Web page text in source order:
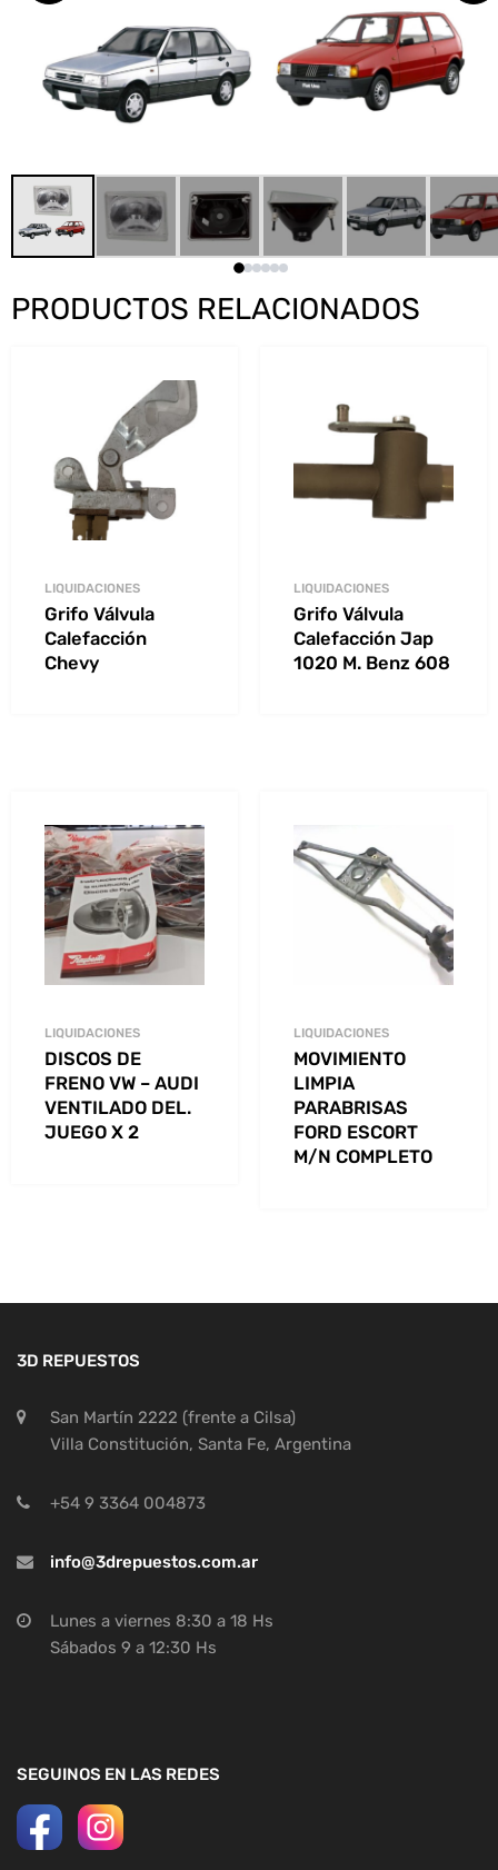
PRODUCTOS RELACIONADOS
LIQUIDACIONES
Grifo Válvula
Calefacción
Chevy
LIQUIDACIONES
Grifo Válvula
Calefacción Jap
1020 M. Benz 608
LIQUIDACIONES
DISCOS DE
FRENO VW – AUDI
VENTILADO DEL.
JUEGO X 2
LIQUIDACIONES
MOVIMIENTO
LIMPIA
PARABRISAS
FORD ESCORT
M/N COMPLETO
3D REPUESTOS
San Martín 2222 (frente a Cilsa)
Villa Constitución, Santa Fe, Argentina
+54 9 3364 004873
info@3drepuestos.com.ar
Lunes a viernes 8:30 a 18 Hs
Sábados 9 a 12:30 Hs
SEGUINOS EN LAS REDES